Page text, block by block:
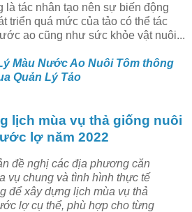
là tác nhân tạo nên sự biến động
triển quá mức của tảo có thể tác
ao cũng như sức khỏe vật nuôi...
Màu Nước Ao Nuôi Tôm thông
Quản Lý Tảo
lịch mùa vụ thả giống nuôi
lợ năm 2022
đề nghị các địa phương căn
vụ chung và tình hình thực tế
để xây dựng lịch mùa vụ thả
lợ cụ thể, phù hợp cho từng